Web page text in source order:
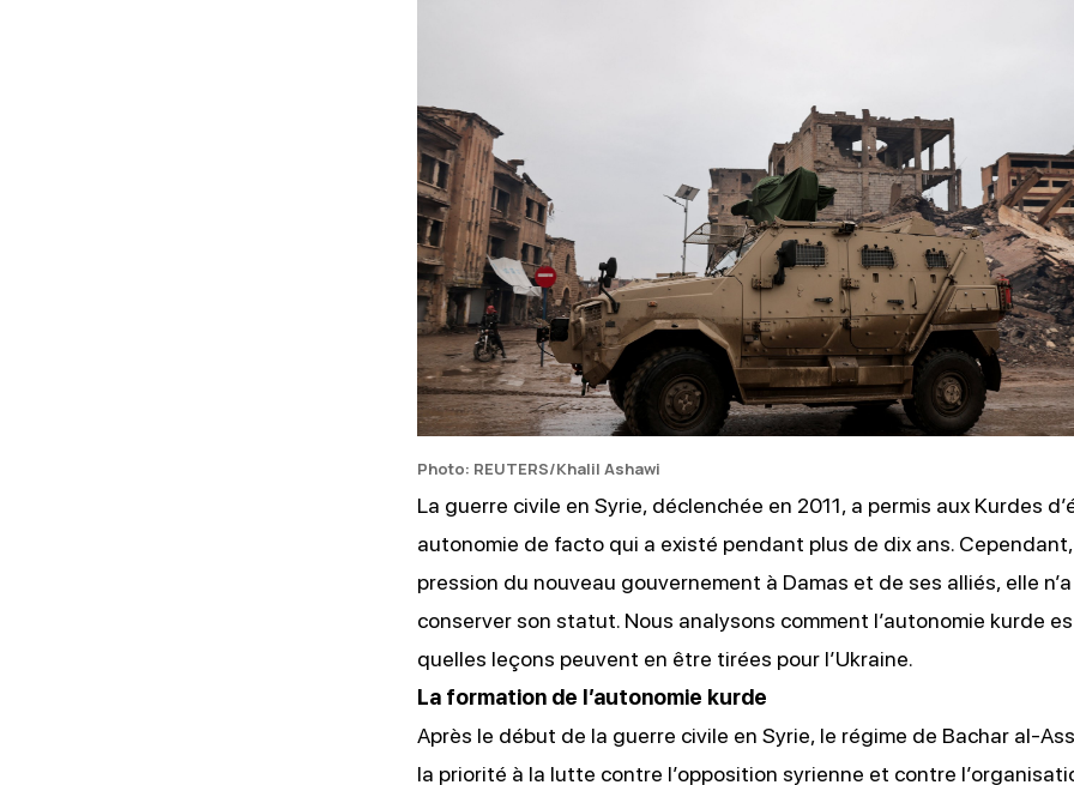
Photo: REUTERS/Khalil Ashawi
La guerre civile en Syrie, déclenchée en 2011, a permis aux Kurdes
autonomie de facto qui a existé pendant plus de dix ans.
pression du nouveau gouvernement à Damas et de ses alliés, elle
conserver son statut. Nous analysons comment l’autonomie kurde
quelles leçons peuvent en être tirées pour l’Ukraine.
La formation de l’autonomie kurde
Après le début de la guerre civile en Syrie, le régime de Bachar al-
la priorité à la lutte contre l’opposition syrienne et contre